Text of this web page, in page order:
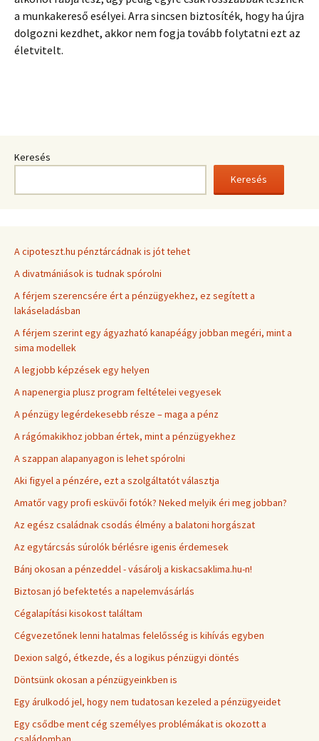
a munkakereső esélyei. Arra sincsen biztosíték, hogy ha újra
dolgozni kezdhet, akkor nem fogja tovább folytatni ezt az
életvitelt.
Keresés
Keresés
A cipoteszt.hu pénztárcádnak is jót tehet
A divatmániások is tudnak spórolni
A férjem szerencsére ért a pénzügyekhez, ez segített a
lakáseladásban
A férjem szerint egy ágyazható kanapéágy jobban megéri, mint a
sima modellek
A legjobb képzések egy helyen
A napenergia plusz program feltételei vegyesek
A pénzügy legérdekesebb része – maga a pénz
A rágómakikhoz jobban értek, mint a pénzügyekhez
A szappan alapanyagon is lehet spórolni
Aki figyel a pénzére, ezt a szolgáltatót választja
Amatőr vagy profi esküvői fotók? Neked melyik éri meg jobban?
Az egész családnak csodás élmény a balatoni horgászat
Az egytárcsás súrolók bérlésre igenis érdemesek
Bánj okosan a pénzeddel - vásárolj a kiskacsaklima.hu-n!
Biztosan jó befektetés a napelemvásárlás
Cégalapítási kisokost találtam
Cégvezetőnek lenni hatalmas felelősség is kihívás egyben
Dexion salgó, étkezde, és a logikus pénzügyi döntés
Döntsünk okosan a pénzügyeinkben is
Egy árulkodó jel, hogy nem tudatosan kezeled a pénzügyeidet
Egy csődbe ment cég személyes problémákat is okozott a